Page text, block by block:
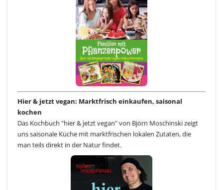
Hier & jetzt vegan: Marktfrisch einkaufen, saisonal
kochen
Das Kochbuch "hier & jetzt vegan" von Björn Moschinski zeigt
uns saisonale Küche mit marktfrischen lokalen Zutaten, die
man teils direkt in der Natur findet.